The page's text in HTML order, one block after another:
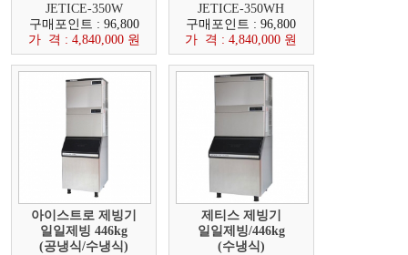
JETICE-350W
구매포인트 : 96,800
가 격 : 4,840,000 원
JETICE-350WH
구매포인트 : 96,800
가 격 : 4,840,000 원
아이스트로 제빙기
일일제빙 446kg
(공냉식/수냉식)
제티스 제빙기
일일제빙/446kg
(수냉식)